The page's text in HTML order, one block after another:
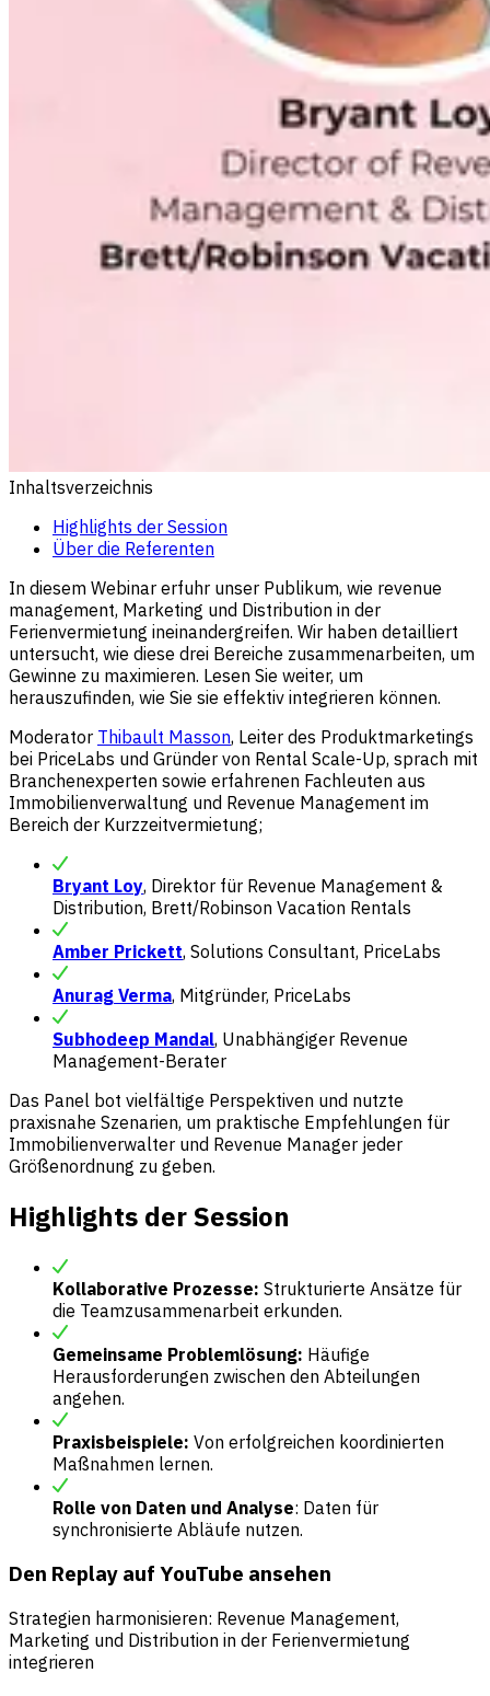
Inhaltsverzeichnis
Highlights der Session
Über die Referenten
In diesem Webinar erfuhr unser Publikum, wie revenue
management, Marketing und Distribution in der
Ferienvermietung ineinandergreifen. Wir haben detailliert
untersucht, wie diese drei Bereiche zusammenarbeiten, um
Gewinne zu maximieren. Lesen Sie weiter, um
herauszufinden, wie Sie sie effektiv integrieren können.
Moderator Thibault Masson, Leiter des Produktmarketings
bei PriceLabs und Gründer von Rental Scale-Up, sprach mit
Branchenexperten sowie erfahrenen Fachleuten aus
Immobilienverwaltung und Revenue Management im
Bereich der Kurzzeitvermietung;
Bryant Loy, Direktor für Revenue Management &
Distribution, Brett/Robinson Vacation Rentals
Amber Prickett, Solutions Consultant, PriceLabs
Anurag Verma, Mitgründer, PriceLabs
Subhodeep Mandal, Unabhängiger Revenue
Management-Berater
Das Panel bot vielfältige Perspektiven und nutzte
praxisnahe Szenarien, um praktische Empfehlungen für
Immobilienverwalter und Revenue Manager jeder
Größenordnung zu geben.
Highlights der Session
Kollaborative Prozesse: Strukturierte Ansätze für
die Teamzusammenarbeit erkunden.
Gemeinsame Problemlösung: Häufige
Herausforderungen zwischen den Abteilungen
angehen.
Praxisbeispiele: Von erfolgreichen koordinierten
Maßnahmen lernen.
Rolle von Daten und Analyse: Daten für
synchronisierte Abläufe nutzen.
Den Replay auf YouTube ansehen
Strategien harmonisieren: Revenue Management,
Marketing und Distribution in der Ferienvermietung
integrieren